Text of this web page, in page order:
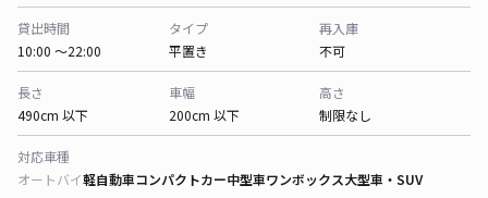
貸出時間
10:00 〜22:00
タイプ
平置き
再入庫
不可
長さ
490cm 以下
車幅
200cm 以下
高さ
制限なし
対応車種
オートバイ軽自動車コンパクトカー中型車ワンボックス大型車・SUV